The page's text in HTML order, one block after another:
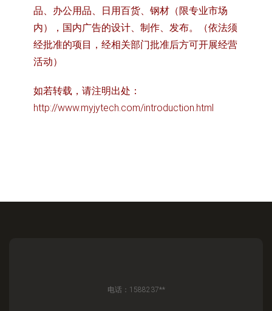
品、办公用品、日用百货、钢材（限专业市场
内），国内广告的设计、制作、发布。（依法须
经批准的项目，经相关部门批准后方可开展经营
活动）
如若转载，请注明出处：
http://www.myjytech.com/introduction.html
电话：1588237**